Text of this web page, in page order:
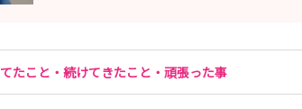
たこと・続けてきたこと・頑張った事